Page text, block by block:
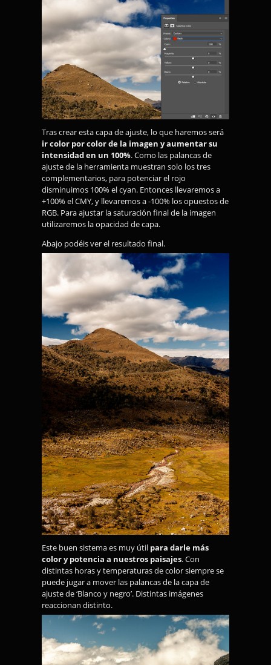
Tras crear esta capa de ajuste, lo que haremos será
ir color por color de la imagen y aumentar su
intensidad en un 100%. Como las palancas de
ajuste de la herramienta muestran solo los tres
complementarios, para potenciar el rojo
disminuimos 100% el cyan. Entonces llevaremos a
+100% el CMY, y llevaremos a -100% los opuestos de
RGB. Para ajustar la saturación final de la imagen
utilizaremos la opacidad de capa.
Abajo podéis ver el resultado final.
Este buen sistema es muy útil para darle más
color y potencia a nuestros paisajes. Con
distintas horas y temperaturas de color siempre se
puede jugar a mover las palancas de la capa de
ajuste de ‘Blanco y negro’. Distintas imágenes
reaccionan distinto.